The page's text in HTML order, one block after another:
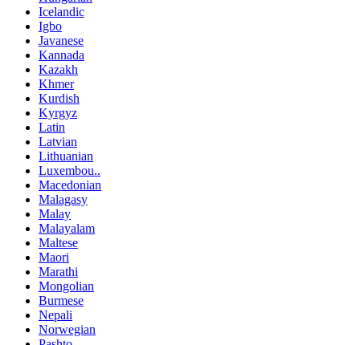
Icelandic
Igbo
Javanese
Kannada
Kazakh
Khmer
Kurdish
Kyrgyz
Latin
Latvian
Lithuanian
Luxembou..
Macedonian
Malagasy
Malay
Malayalam
Maltese
Maori
Marathi
Mongolian
Burmese
Nepali
Norwegian